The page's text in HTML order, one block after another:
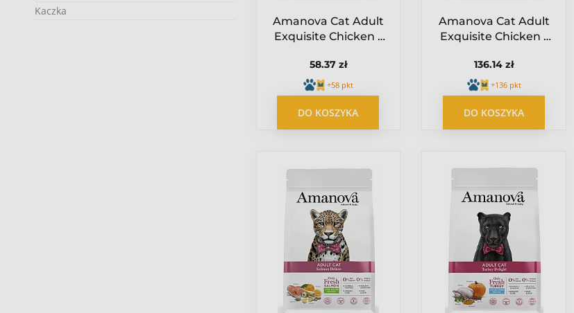
Amanova Cat Adult
Exquisite Chicken -
58.37 zł
+58 pkt
DO KOSZYKA
Amanova Cat Adult
Exquisite Chicken -
136.14 zł
+136 pkt
DO KOSZYKA
Kaczka